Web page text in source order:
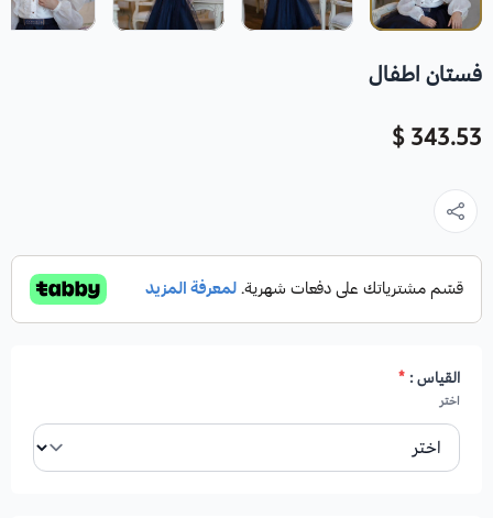
فستان اطفال
343.53 $
القياس :*
اختر